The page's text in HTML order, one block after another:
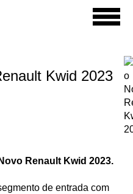
Kwid 2023
Renault Kwid 2023.
de entrada com